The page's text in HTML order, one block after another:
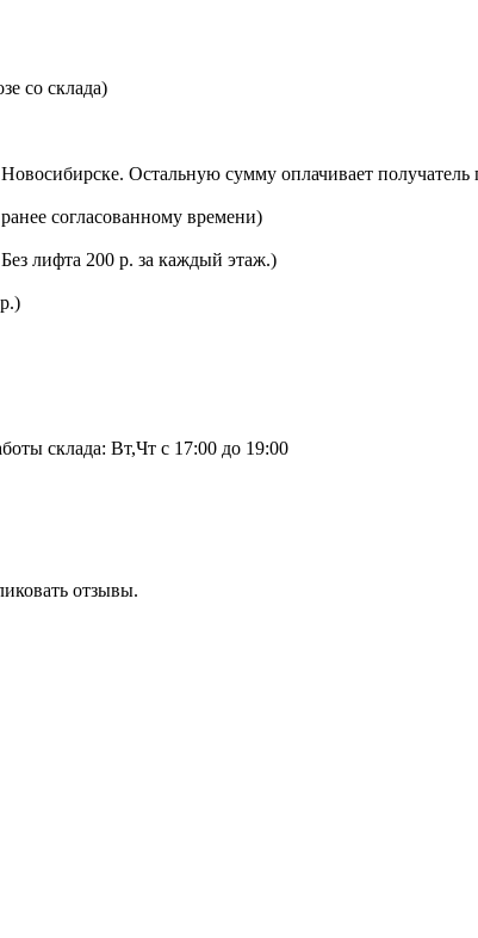
со склада)
Остальную сумму оплачивает
согласованному времени)
лифта 200 р. за каждый этаж.)
склада: Вт,Чт с 17:00 до 19:00
отзывы.